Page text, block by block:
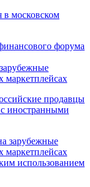
московском
маркетплейсах
продавцы
иностранными
использованием